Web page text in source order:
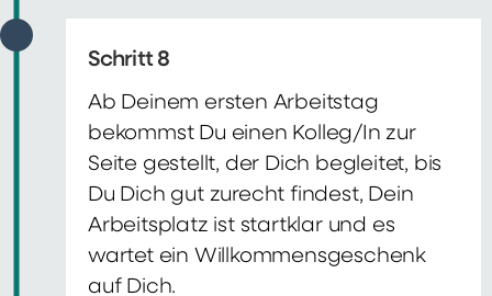
Schritt 8
Ab Deinem ersten Arbeitstag
bekommst Du einen Kolleg/In zur
Seite gestellt, der Dich begleitet, bis
Du Dich gut zurecht findest, Dein
Arbeitsplatz ist startklar und es
wartet ein Willkommensgeschenk
auf Dich.